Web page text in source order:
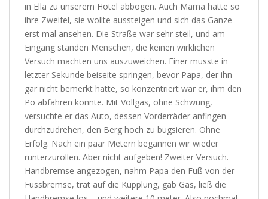
in Ella zu unserem Hotel abbogen. Auch Mama hatte so
ihre Zweifel, sie wollte aussteigen und sich das Ganze
erst mal ansehen. Die Straße war sehr steil, und am
Eingang standen Menschen, die keinen wirklichen
Versuch machten uns auszuweichen. Einer musste in
letzter Sekunde beiseite springen, bevor Papa, der ihn
gar nicht bemerkt hatte, so konzentriert war er, ihm den
Po abfahren konnte. Mit Vollgas, ohne Schwung,
versuchte er das Auto, dessen Vorderräder anfingen
durchzudrehen, den Berg hoch zu bugsieren. Ohne
Erfolg. Nach ein paar Metern begannen wir wieder
runterzurollen. Aber nicht aufgeben! Zweiter Versuch.
Handbremse angezogen, nahm Papa den Fuß von der
Fussbremse, trat auf die Kupplung, gab Gas, ließ die